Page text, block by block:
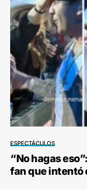
ESPECTÁCULOS
“No hagas
fan que intentó